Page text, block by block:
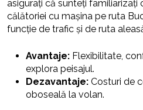
asigurați că sunteți familiarizați
călătoriei cu mașina pe ruta
funcție de trafic și de ruta
Avantaje: Flexibilitate,
explora peisajul.
Dezavantaje: Costuri de
oboseală la volan.